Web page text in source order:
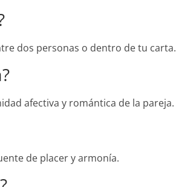
dos personas o dentro de tu carta.
afectiva y romántica de la pareja.
de placer y armonía.